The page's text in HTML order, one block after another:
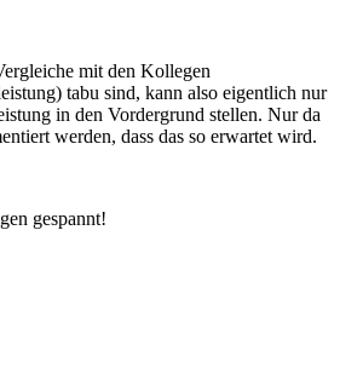
mit den Kollegen
tabu sind, kann also eigentlich nur
in den Vordergrund stellen. Nur da
werden, dass das so erwartet wird.
gespannt!